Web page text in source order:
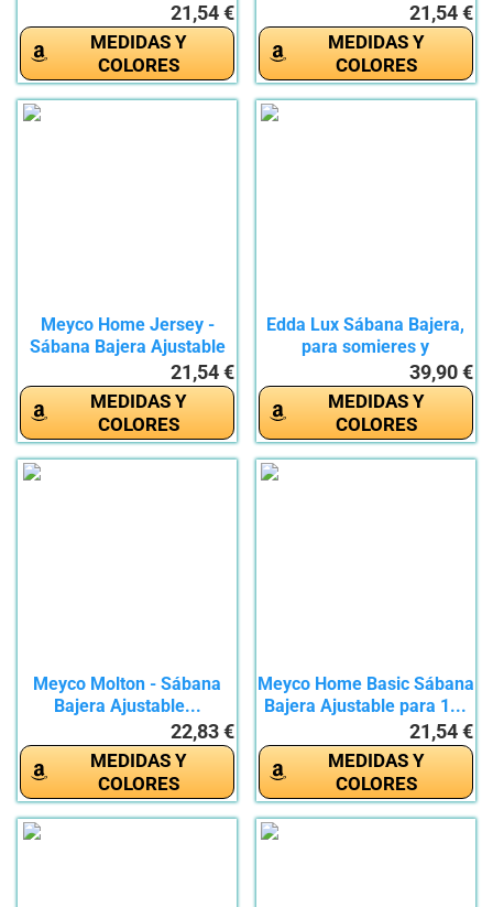
21,54 €
MEDIDAS Y
COLORES
21,54 €
MEDIDAS Y
COLORES
Meyco Home Jersey -
Sábana Bajera Ajustable
21,54 €
MEDIDAS Y
COLORES
Edda Lux Sábana Bajera,
para somieres y
colchones...39,90 €
MEDIDAS Y
COLORES
Meyco Molton - Sábana
Bajera Ajustable...
22,83 €
MEDIDAS Y
COLORES
Meyco Home Basic Sábana
Bajera Ajustable para 1...
21,54 €
MEDIDAS Y
COLORES